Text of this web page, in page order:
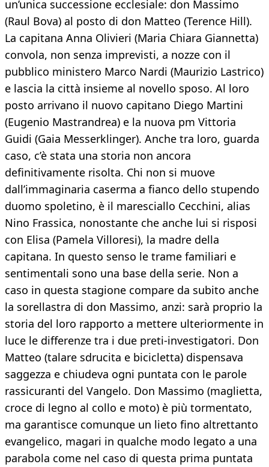
un’unica successione ecclesiale: don Massimo
(Raul Bova) al posto di don Matteo (Terence Hill).
La capitana Anna Olivieri (Maria Chiara Giannetta)
convola, non senza imprevisti, a nozze con il
pubblico ministero Marco Nardi (Maurizio Lastrico)
e lascia la città insieme al novello sposo. Al loro
posto arrivano il nuovo capitano Diego Martini
(Eugenio Mastrandrea) e la nuova pm Vittoria
Guidi (Gaia Messerklinger). Anche tra loro, guarda
caso, c’è stata una storia non ancora
definitivamente risolta. Chi non si muove
dall’immaginaria caserma a fianco dello stupendo
duomo spoletino, è il maresciallo Cecchini, alias
Nino Frassica, nonostante che anche lui si risposi
con Elisa (Pamela Villoresi), la madre della
capitana. In questo senso le trame familiari e
sentimentali sono una base della serie. Non a
caso in questa stagione compare da subito anche
la sorellastra di don Massimo, anzi: sarà proprio la
storia del loro rapporto a mettere ulteriormente in
luce le differenze tra i due preti-investigatori. Don
Matteo (talare sdrucita e bicicletta) dispensava
saggezza e chiudeva ogni puntata con le parole
rassicuranti del Vangelo. Don Massimo (maglietta,
croce di legno al collo e moto) è più tormentato,
ma garantisce comunque un lieto fino altrettanto
evangelico, magari in qualche modo legato a una
parabola come nel caso di questa prima puntata